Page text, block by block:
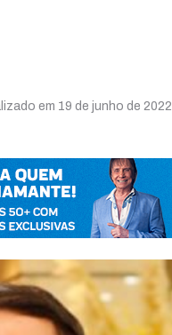
em 19 de junho de 2022